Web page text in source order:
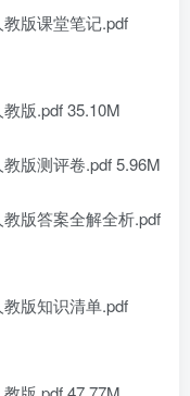
版课堂笔记.pdf
版.pdf 35.10M
版测评卷.pdf 5.96M
版答案全解全析.pdf
版知识清单.pdf